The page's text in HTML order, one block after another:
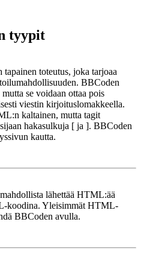
tyypit
toteutus, joka tarjoaa
BBCoden
se voidaan ottaa pois
viestin kirjoituslomakkeella.
kaltainen, mutta tagit
hakasulkuja [ ja ]. BBCoden
kautta.
lähettää HTML:ää
koodina. Yleisimmät HTML-
BBCoden avulla.